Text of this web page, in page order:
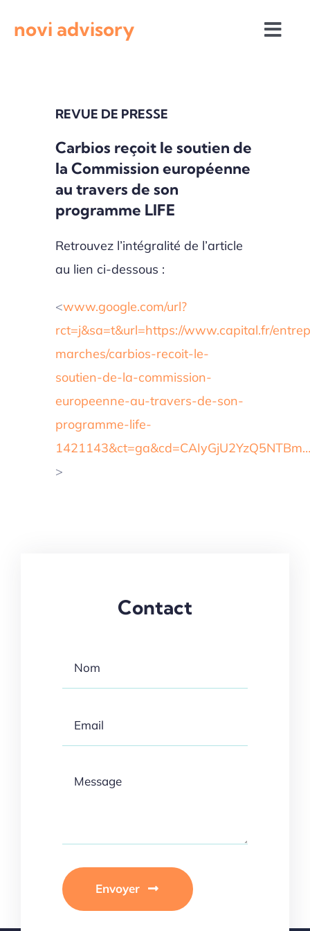
novi advisory
Actualités institutionnelles
Appels à projets
REVUE DE PRESSE
Carbios reçoit le soutien de
la Commission européenne
au travers de son
programme LIFE
Retrouvez l’intégralité de l’article
au lien ci-dessous :
<www.google.com/url?
rct=j&sa=t&url=https://www.capital.fr/
marches/carbios-recoit-le-
soutien-de-la-commission-
europeenne-au-travers-de-son-
programme-life-
1421143&ct=ga&cd=CAIyGjU2YzQ5NTBm…
>
Contact
Envoyer